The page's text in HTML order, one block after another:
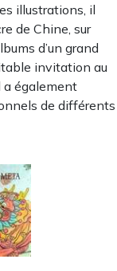
illustrations, il
de Chine, sur
d’un grand
invitation au
a également
de différents